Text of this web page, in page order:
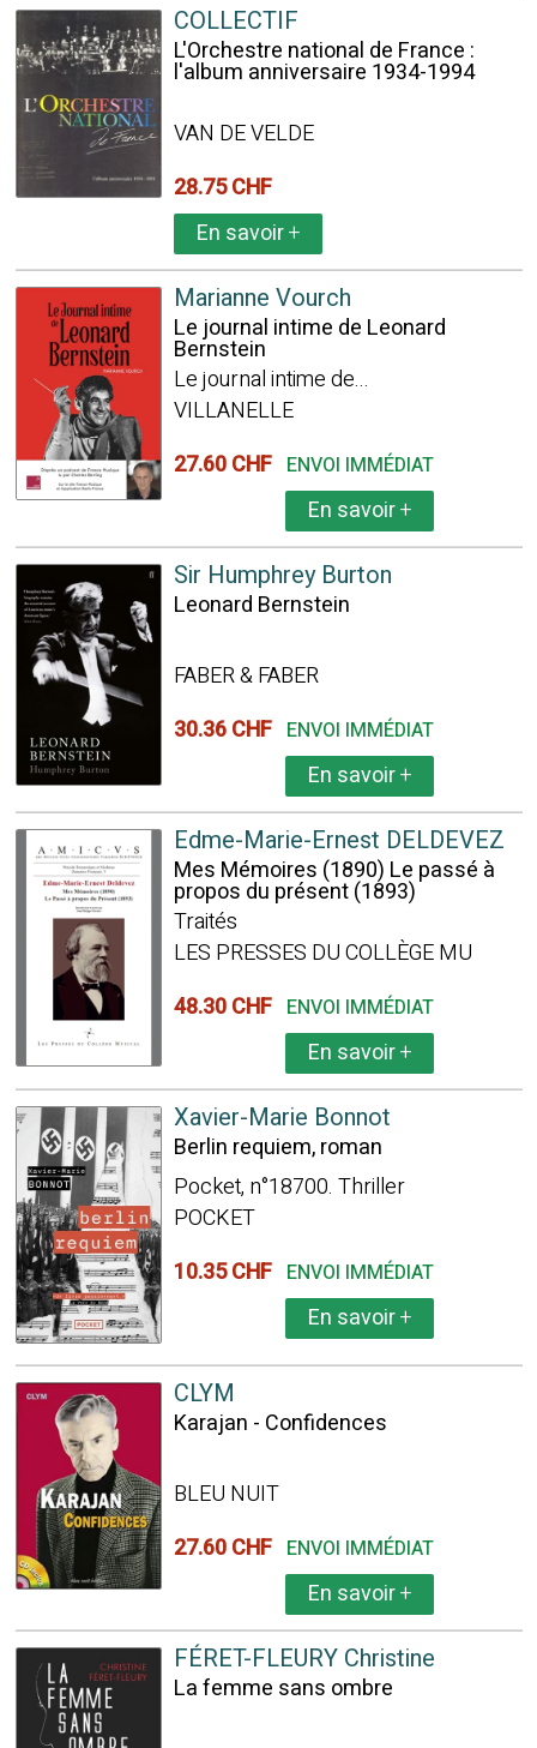
COLLECTIF
L'Orchestre national de France :
l'album anniversaire 1934-1994
VAN DE VELDE
28.75 CHF
En savoir+
Marianne Vourch
Le journal intime de Leonard
Bernstein
Le journal intime de...
VILLANELLE
27.60 CHF ENVOI IMMÉDIAT
En savoir+
Sir Humphrey Burton
Leonard Bernstein
FABER & FABER
30.36 CHF ENVOI IMMÉDIAT
En savoir+
Edme-Marie-Ernest DELDEVEZ
Mes Mémoires (1890) Le passé à
propos du présent (1893)
Traités
LES PRESSES DU COLLÈGE MU
48.30 CHF ENVOI IMMÉDIAT
En savoir+
Xavier-Marie Bonnot
Berlin requiem, roman
Pocket, n°18700. Thriller
POCKET
10.35 CHF ENVOI IMMÉDIAT
En savoir+
CLYM
Karajan - Confidences
BLEU NUIT
27.60 CHF ENVOI IMMÉDIAT
En savoir+
FÉRET-FLEURY Christine
La femme sans ombre